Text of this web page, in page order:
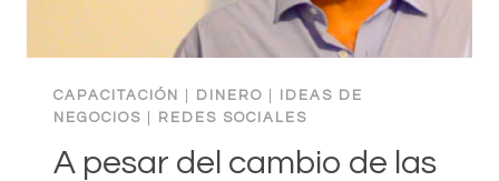
CAPACITACIÓN DINERO
IDEAS DE
NEGOCIOS
REDES SOCIALES
A pesar del cambio de las